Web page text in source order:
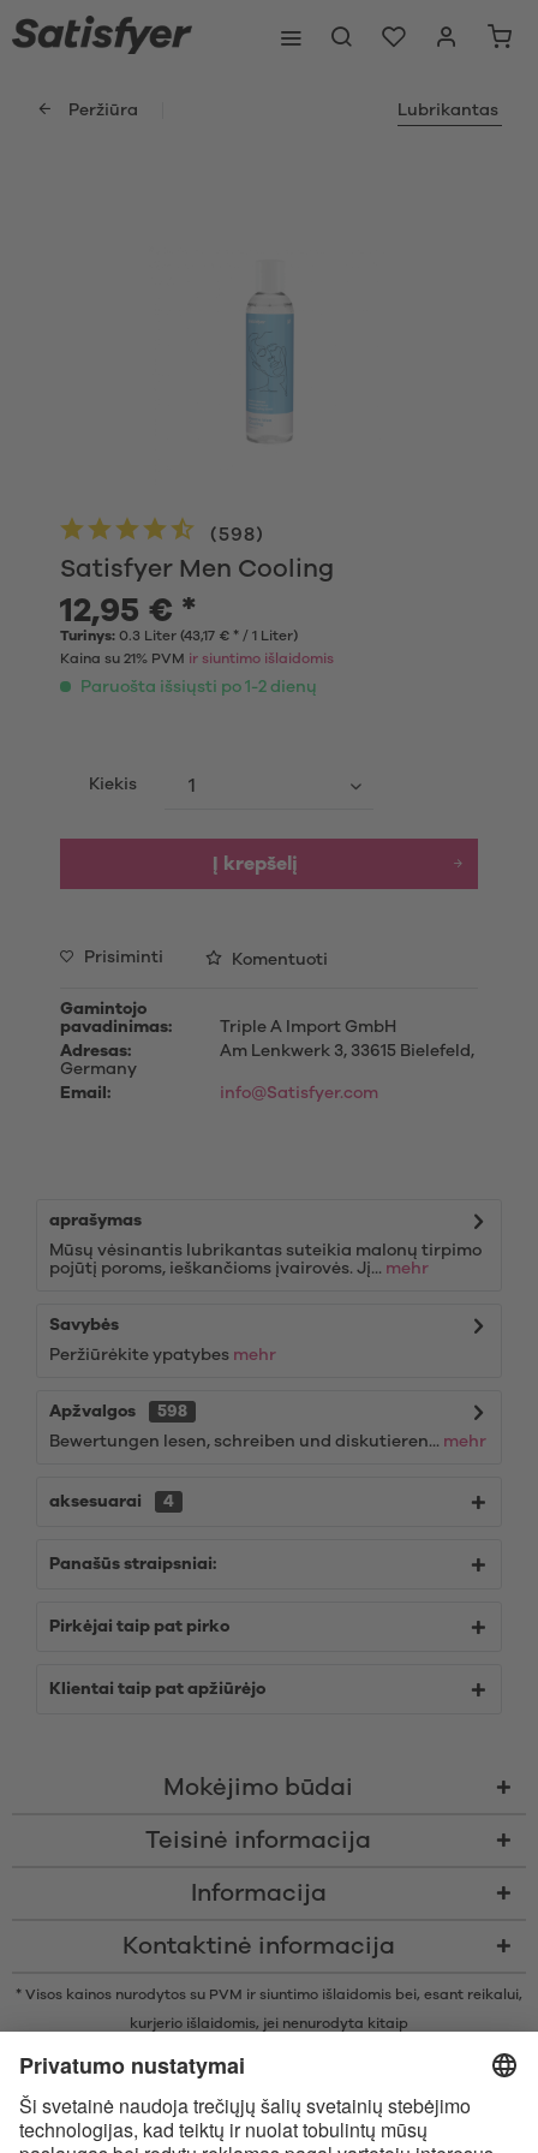
Peržiūra Lubrikantas
Satisfyer Men Cooling
(598)
12,95 € *
Turinys: 0.3 Liter (43,17 € * / 1 Liter)
Kaina su 21% PVM ir siuntimo išlaidomis
Paruošta išsiųsti po 1-2 dienų
Kiekis
Į krepšelį
Prisiminti Komentuoti
Gamintojo
pavadinimas:
Triple A Import GmbH
Adresas:
Am Lenkwerk 3, 33615 Bielefeld,
Germany
Email:
info@Satisfyer.com
aprašymas
Mūsų vėsinantis lubrikantas suteikia malonų tirpimo
pojūtį poroms, ieškančioms įvairovės. Jį... mehr
Savybės
Peržiūrėkite ypatybes mehr
Apžvalgos
598
Bewertungen lesen, schreiben und diskutieren... mehr
aksesuarai 4
Panašūs straipsniai:
Pirkėjai taip pat pirko
Klientai taip pat apžiūrėjo
Mokėjimo būdai
Teisinė informacija
Informacija
Kontaktinė informacija
* Visos kainos nurodytos su PVM ir siuntimo išlaidomis bei, esant reikalui,
kurjerio išlaidomis, jei nenurodyta kitaip
* Žodinis prekių ženklas Bluetooth® ir logotipai yra registruoti „Bluetooth
SIG, Inc.“ prekių ženklai ir bet koks tokių prekių ženklų naudojimas
įmonėje „Satisfyer GmbH“ yra licencijuotas.
„Apple“, „Apple“ logotipas ir „Apple Watch“ yra „Apple Inc.“ prekių